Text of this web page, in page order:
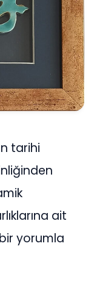
tarihi
ait
yorumla